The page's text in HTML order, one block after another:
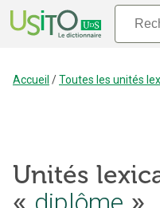
Accueil /Toutes les unités
Unités